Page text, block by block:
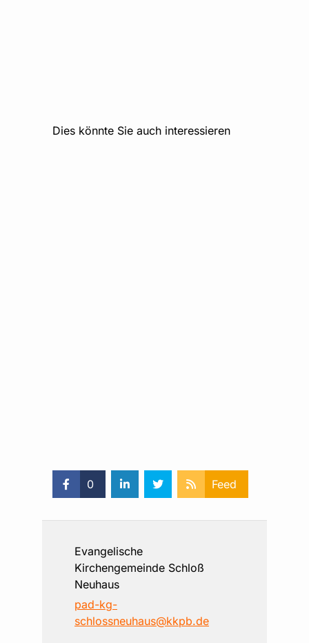
Dies könnte Sie auch interessieren
0 Feed
Evangelische
Kirchengemeinde Schloß
Neuhaus
pad-kg-
schlossneuhaus@kkpb.de